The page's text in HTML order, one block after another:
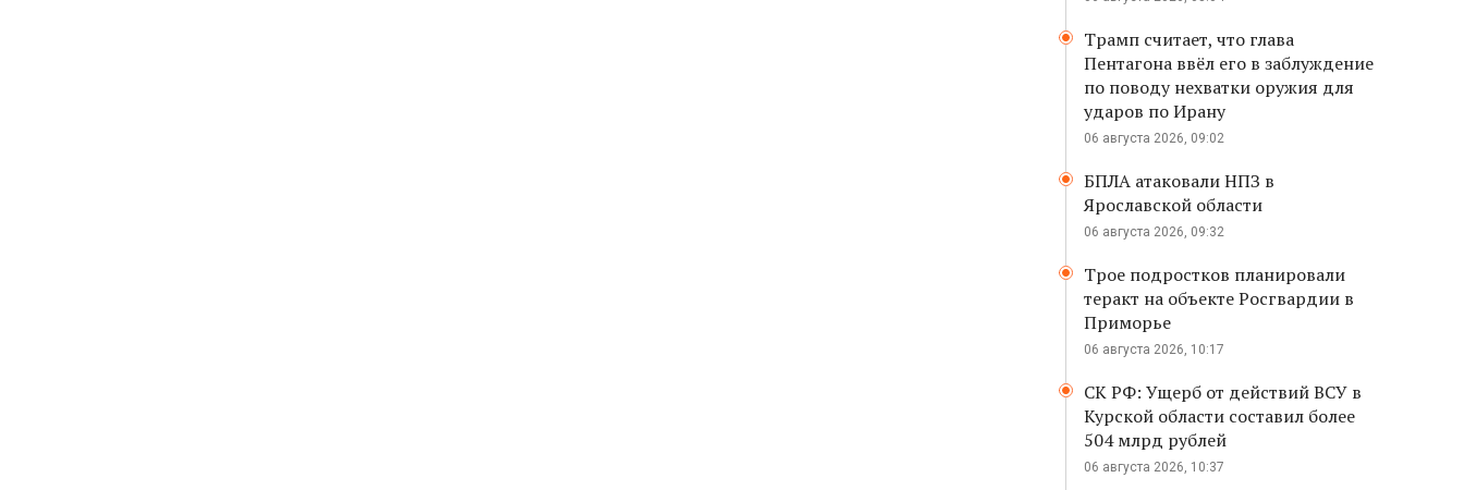
Трамп считает, что глава
Пентагона ввёл его в заблуждение
по поводу нехватки оружия для
ударов по Ирану
06 августа 2026, 09:02
БПЛА атаковали НПЗ в
Ярославской области
06 августа 2026, 09:32
Трое подростков планировали
теракт на объекте Росгвардии в
Приморье
06 августа 2026, 10:17
СК РФ: Ущерб от действий ВСУ в
Курской области составил более
504 млрд рублей
06 августа 2026, 10:37